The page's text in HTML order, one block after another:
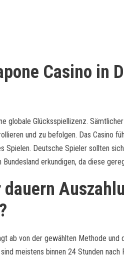
Casino in
globale Glücksspiellizenz.
und zu befolgen. Das Casino
Spielen. Deutsche Spieler sollten
erkundigen, da diese
dauern
ab von der gewählten Methode
meistens binnen 24 Stunden nach